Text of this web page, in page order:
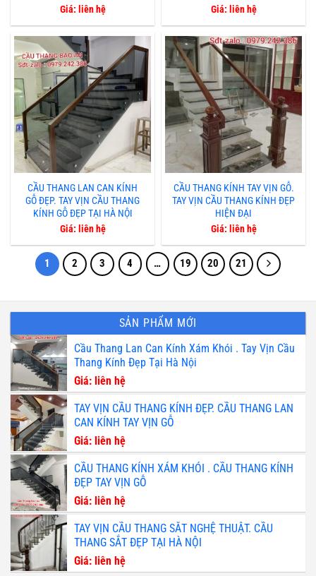
Giá: liên hệ
Giá: liên hệ
CẦU THANG LAN CAN KÍNH
GỖ ĐẸP. TAY VỊN CẦU THANG
KÍNH GỖ ĐẸP TẠI HÀ NỘI
Giá: liên hệ
CẦU THANG KÍNH TAY VỊN GỖ.
TAY VỊN CẦU THANG KÍNH ĐẸP
HIỆN ĐẠI
Giá: liên hệ
1 2 3 4 … 19 20 21
SẢN PHẨM MỚI
Cầu Thang Lan Can Kính Xám Khói . Tay Vịn Cầu
Thang Kính Đẹp Tại Hà Nội
Giá: liên hệ
TAY VỊN CẦU THANG KÍNH ĐẸP. CẦU THANG LAN
CAN KÍNH TAY VỊN GỖ
Giá: liên hệ
CẦU THANG KÍNH XÁM KHÓI . CẦU THANG KÍNH
ĐẸP TAY VỊN GỖ
Giá: liên hệ
TAY VỊN CẦU THANG SẮT NGHỆ THUẬT. CẦU
THANG SẮT ĐẸP TẠI HÀ NỘI
Giá: liên hệ